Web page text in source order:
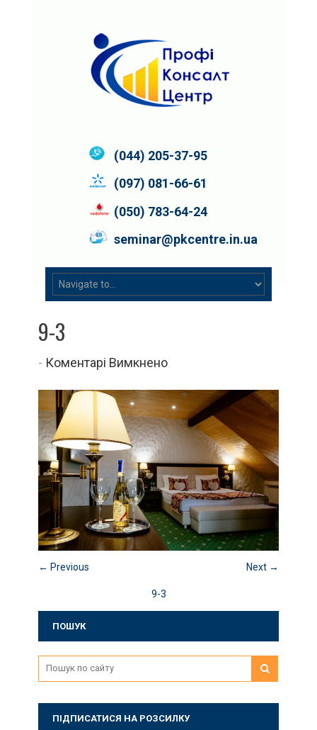
(044) 205-37-95
(097) 081-66-61
(050) 783-64-24
seminar@pkcentre.in.ua
9-3
- Коментарі Вимкненодо
9-
3
← Previous Next →
9-3
ПОШУК
ПІДПИСАТИСЯ НА РОЗСИЛКУ